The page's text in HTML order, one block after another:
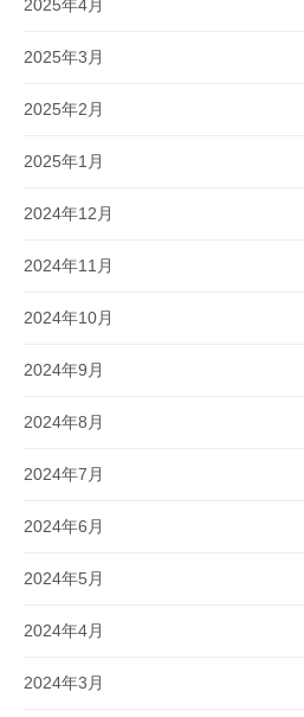
2025年4月
2025年3月
2025年2月
2025年1月
2024年12月
2024年11月
2024年10月
2024年9月
2024年8月
2024年7月
2024年6月
2024年5月
2024年4月
2024年3月